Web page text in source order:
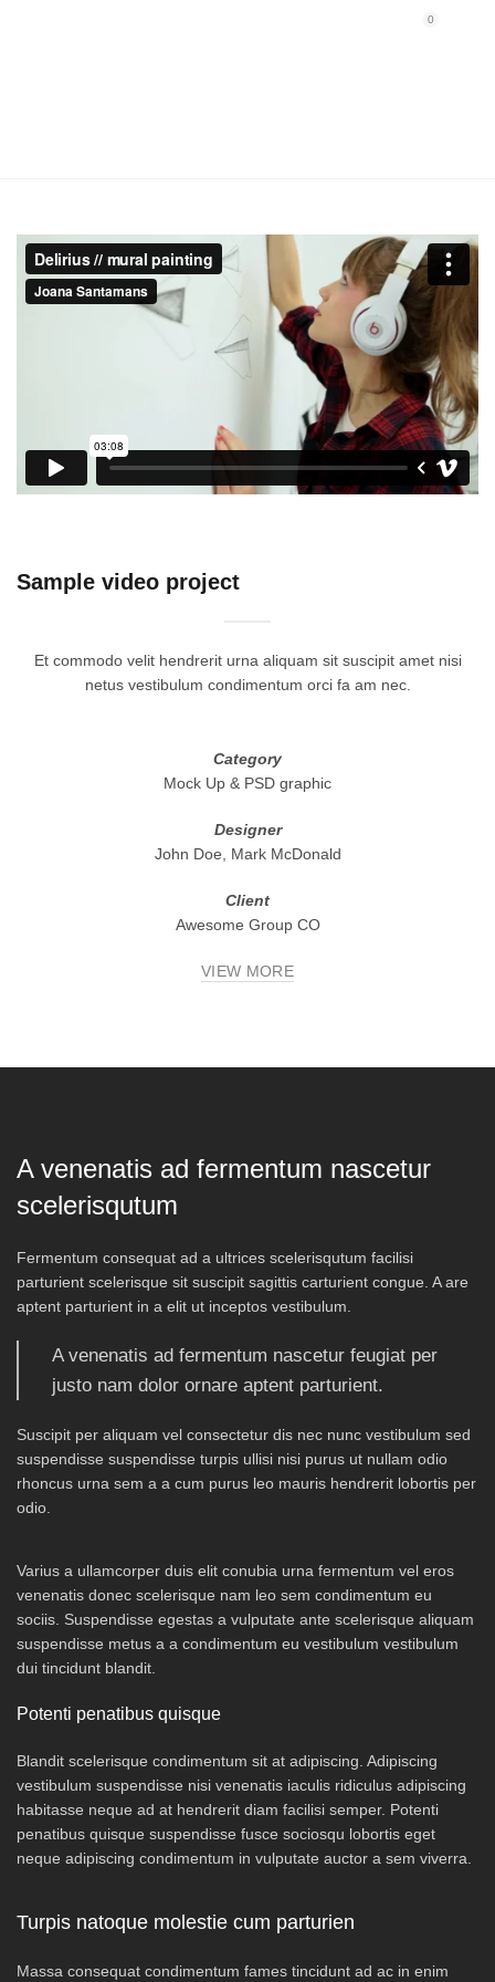
0
Sample video project
Et commodo velit hendrerit urna aliquam sit suscipit amet nisi
netus vestibulum condimentum orci fa am nec.
Category
Mock Up & PSD graphic
Designer
John Doe, Mark McDonald
Client
Awesome Group CO
VIEW MORE
A venenatis ad fermentum nascetur
scelerisqutum
Fermentum consequat ad a ultrices scelerisqutum facilisi
parturient scelerisque sit suscipit sagittis carturient congue. A are
aptent parturient in a elit ut inceptos vestibulum.
A venenatis ad fermentum nascetur feugiat per
justo nam dolor ornare aptent parturient.
Suscipit per aliquam vel consectetur dis nec nunc vestibulum sed
suspendisse suspendisse turpis ullisi nisi purus ut nullam odio
rhoncus urna sem a a cum purus leo mauris hendrerit lobortis per
odio.
Varius a ullamcorper duis elit conubia urna fermentum vel eros
venenatis donec scelerisque nam leo sem condimentum eu
sociis. Suspendisse egestas a vulputate ante scelerisque aliquam
suspendisse metus a a condimentum eu vestibulum vestibulum
dui tincidunt blandit.
Potenti penatibus quisque
Blandit scelerisque condimentum sit at adipiscing. Adipiscing
vestibulum suspendisse nisi venenatis iaculis ridiculus adipiscing
habitasse neque ad at hendrerit diam facilisi semper. Potenti
penatibus quisque suspendisse fusce sociosqu lobortis eget
neque adipiscing condimentum in vulputate auctor a sem viverra.
Turpis natoque molestie cum parturien
Massa consequat condimentum fames tincidunt ad ac in enim